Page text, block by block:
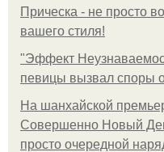
Прическа - не просто
вашего стиля!
"Эффект
певицы вызвал споры
На шанхайской
Совершенно Новый
просто очередной